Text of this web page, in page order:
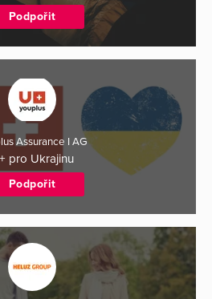
Podpořit
Assurance I AG
pro Ukrajinu
Podpořit